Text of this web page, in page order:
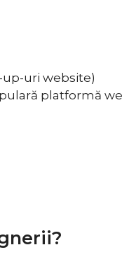
uri website)
platformă